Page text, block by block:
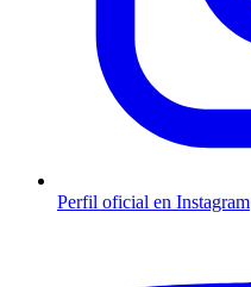
Perfil oficial en Instagram